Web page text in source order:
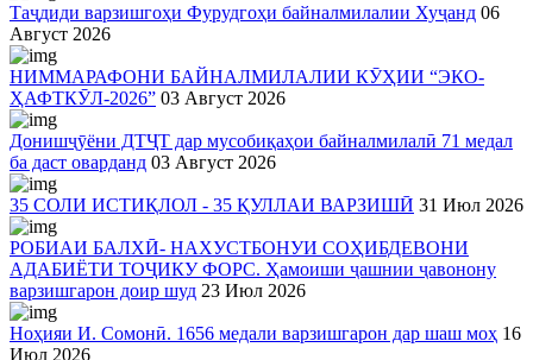
Таҷдиди варзишгоҳи Фурудгоҳи байналмилалии Хуҷанд 06
Август 2026
НИММАРАФОНИ БАЙНАЛМИЛАЛИИ КӮҲИИ “ЭКО-
ҲАФТКӮЛ-2026” 03 Август 2026
Донишҷӯёни ДТҶТ дар мусобиқаҳои байналмилалӣ 71 медал
ба даст оварданд 03 Август 2026
35 СОЛИ ИСТИҚЛОЛ - 35 ҚУЛЛАИ ВАРЗИШӢ 31 Июл 2026
РОБИАИ БАЛХӢ- НАХУСТБОНУИ СОҲИБДЕВОНИ
АДАБИЁТИ ТОҶИКУ ФОРС. Ҳамоиши ҷашнии ҷавонону
варзишгарон доир шуд 23 Июл 2026
Ноҳияи И. Сомонӣ. 1656 медали варзишгарон дар шаш моҳ 16
Июл 2026